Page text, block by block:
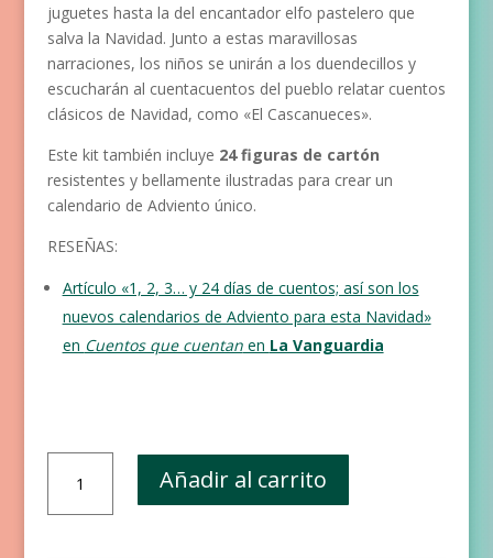
juguetes hasta la del encantador elfo pastelero que
salva la Navidad. Junto a estas maravillosas
narraciones, los niños se unirán a los duendecillos y
escucharán al cuentacuentos del pueblo relatar cuentos
clásicos de Navidad, como «El Cascanueces».
Este kit también incluye 24 figuras de cartón
resistentes y bellamente ilustradas para crear un
calendario de Adviento único.
RESEÑAS:
Artículo «1, 2, 3… y 24 días de cuentos; así son los
nuevos calendarios de Adviento para esta Navidad»
en Cuentos que cuentanen La Vanguardia
navideñas.
Tu
Añadir al carrito